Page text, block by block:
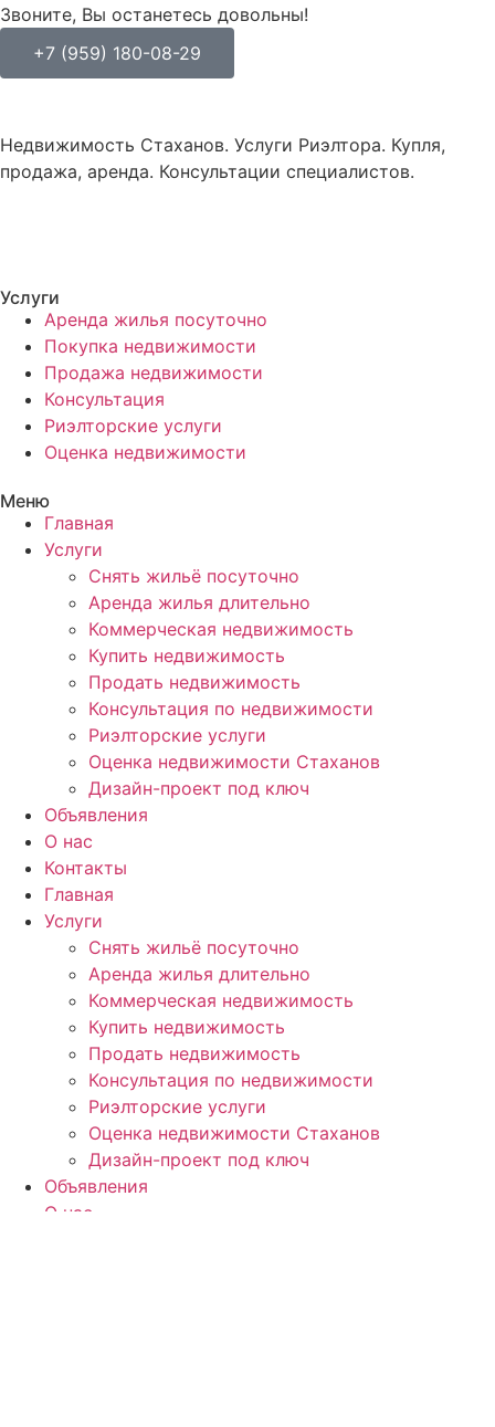
Звоните, Вы останетесь довольны!
+7 (959) 180-08-29
Недвижимость Стаханов. Услуги Риэлтора. Купля,
продажа, аренда. Консультации специалистов.
Услуги
Аренда жилья посуточно
Покупка недвижимости
Продажа недвижимости
Консультация
Риэлторские услуги
Оценка недвижимости
Меню
Главная
Услуги
Снять жильё посуточно
Аренда жилья длительно
Коммерческая недвижимость
Купить недвижимость
Продать недвижимость
Консультация по недвижимости
Риэлторские услуги
Оценка недвижимости Стаханов
Дизайн-проект под ключ
Объявления
О нас
Контакты
Главная
Услуги
Снять жильё посуточно
Аренда жилья длительно
Коммерческая недвижимость
Купить недвижимость
Продать недвижимость
Консультация по недвижимости
Риэлторские услуги
Оценка недвижимости Стаханов
Дизайн-проект под ключ
Объявления
О нас